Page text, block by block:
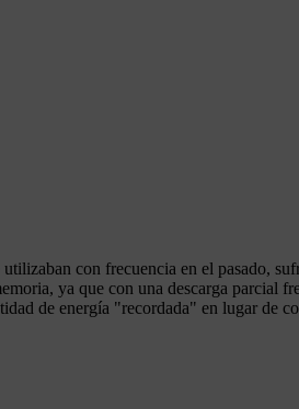
con frecuencia en el pasado,
ya que con una descarga parcial
de energía "recordada" en lugar de